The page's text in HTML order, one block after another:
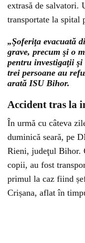
extrasă de salvatori.
transportate la spital
„Şoferiţa evacuată
grave, precum şi o
pentru investigaţii
trei persoane au
arată ISU Bihor.
Accident tras la
În urmă cu câteva
duminică seară, pe
Rieni, judeţul Bihor.
copii, au fost
primul la caz fiind
Crișana, aflat în